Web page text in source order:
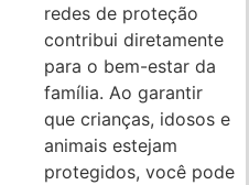
redes de proteção
contribui diretamente
para o bem-estar da
família. Ao garantir
que crianças, idosos e
animais estejam
protegidos, você pode